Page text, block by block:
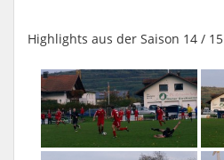
Highlights aus der Saison 14 / 15